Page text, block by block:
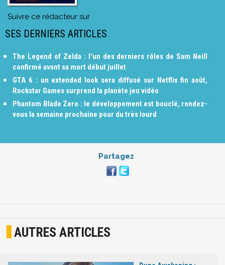
Suivre ce rédacteur sur
SES DERNIERS ARTICLES
The Legend of Zelda : l'un des derniers rôles de Sam Neill
confirmé avant sa mort début juillet
GTA 6 : un extended look sera diffusé sur Netflix fin août,
Rockstar Games surprend la planète jeu vidéo
Phantom Blade Zero : le développement est bouclé, rendez-
vous la semaine prochaine pour du très lourd
Partagez
AUTRES ARTICLES